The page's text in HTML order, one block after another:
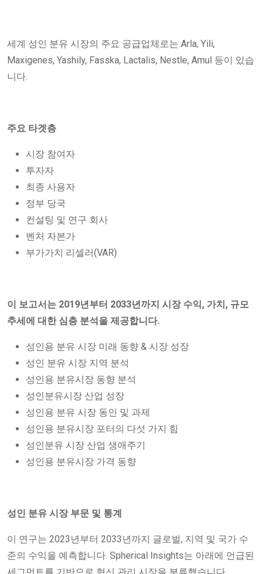
세계 성인 분유 시장의 주요 공급업체로는 Arla, Yili,
Maxigenes, Yashily, Fasska, Lactalis, Nestle, Amul 등이 있습
니다.
주요 타겟층
시장 참여자
투자자
최종 사용자
정부 당국
컨설팅 및 연구 회사
벤처 자본가
부가가치 리셀러(VAR)
이 보고서는 2019년부터 2033년까지 시장 수익, 가치, 규모
추세에 대한 심층 분석을 제공합니다.
성인용 분유 시장 미래 동향 & 시장 성장
성인 분유 시장 지역 분석
성인용 분유시장 동향 분석
성인분유시장 산업 성장
성인용 분유 시장 동인 및 과제
성인용 분유시장 포터의 다섯 가지 힘
성인분유 시장 산업 생애주기
성인용 분유시장 가격 동향
성인 분유 시장 부문 및 통계
이 연구는 2023년부터 2033년까지 글로벌, 지역 및 국가 수
준의 수익을 예측합니다. Spherical Insights는 아래에 언급된